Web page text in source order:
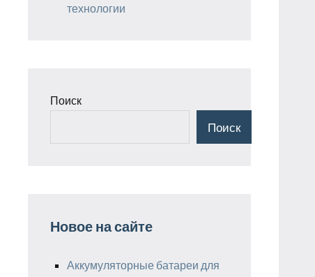
технологии
Поиск
Поиск
Новое на сайте
Аккумуляторные батареи для